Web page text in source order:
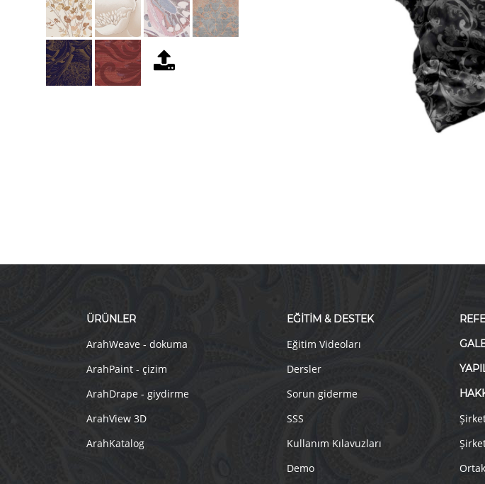
ÜRÜNLER
ArahWeave - dokuma
ArahPaint - çizim
ArahDrape - giydirme
ArahView 3D
ArahKatalog
EĞİTİM & DESTEK
Eğitim Videoları
Dersler
Sorun giderme
SSS
Kullanım Kılavuzları
Demo